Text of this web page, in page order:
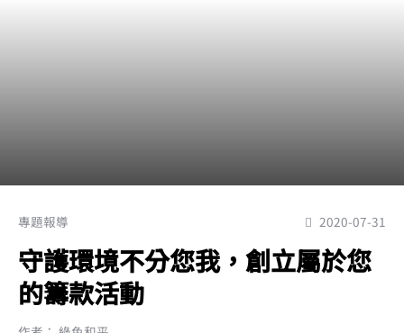
專題報導 2020-07-31
守護環境不分您我，創立屬於您
的籌款活動